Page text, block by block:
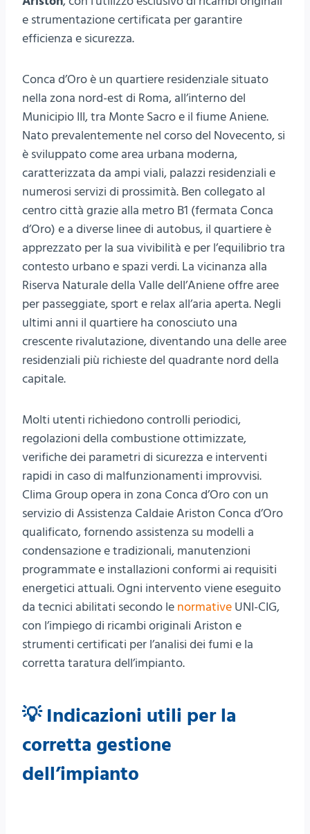
e strumentazione certificata per garantire
efficienza e sicurezza.
Conca d’Oro è un quartiere residenziale situato
nella zona nord-est di Roma, all’interno del
Municipio III, tra Monte Sacro e il fiume Aniene.
Nato prevalentemente nel corso del Novecento, si
è sviluppato come area urbana moderna,
caratterizzata da ampi viali, palazzi residenziali e
numerosi servizi di prossimità. Ben collegato al
centro città grazie alla metro B1 (fermata Conca
d’Oro) e a diverse linee di autobus, il quartiere è
apprezzato per la sua vivibilità e per l’equilibrio tra
contesto urbano e spazi verdi. La vicinanza alla
Riserva Naturale della Valle dell’Aniene offre aree
per passeggiate, sport e relax all’aria aperta. Negli
ultimi anni il quartiere ha conosciuto una
crescente rivalutazione, diventando una delle aree
residenziali più richieste del quadrante nord della
capitale.
Molti utenti richiedono controlli periodici,
regolazioni della combustione ottimizzate,
verifiche dei parametri di sicurezza e interventi
rapidi in caso di malfunzionamenti improvvisi.
Clima Group opera in zona Conca d’Oro con un
servizio di Assistenza Caldaie Ariston Conca d’Oro
qualificato, fornendo assistenza su modelli a
condensazione e tradizionali, manutenzioni
programmate e installazioni conformi ai requisiti
energetici attuali. Ogni intervento viene eseguito
da tecnici abilitati secondo le normative UNI-CIG,
con l’impiego di ricambi originali Ariston e
strumenti certificati per l’analisi dei fumi e la
corretta taratura dell’impianto.
💡 Indicazioni utili per la
corretta gestione
dell’impianto